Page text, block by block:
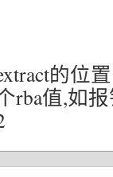
的位
值,如